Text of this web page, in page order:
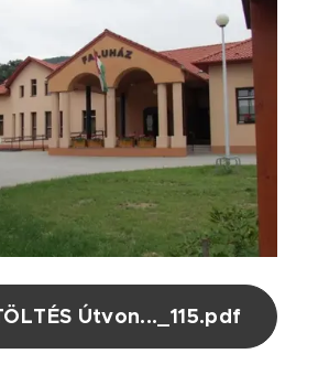
Útvon..._115.pdf